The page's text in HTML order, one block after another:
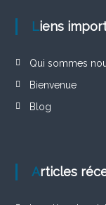
Liens
Qui sommes
Bienvenue
Blog
Articles